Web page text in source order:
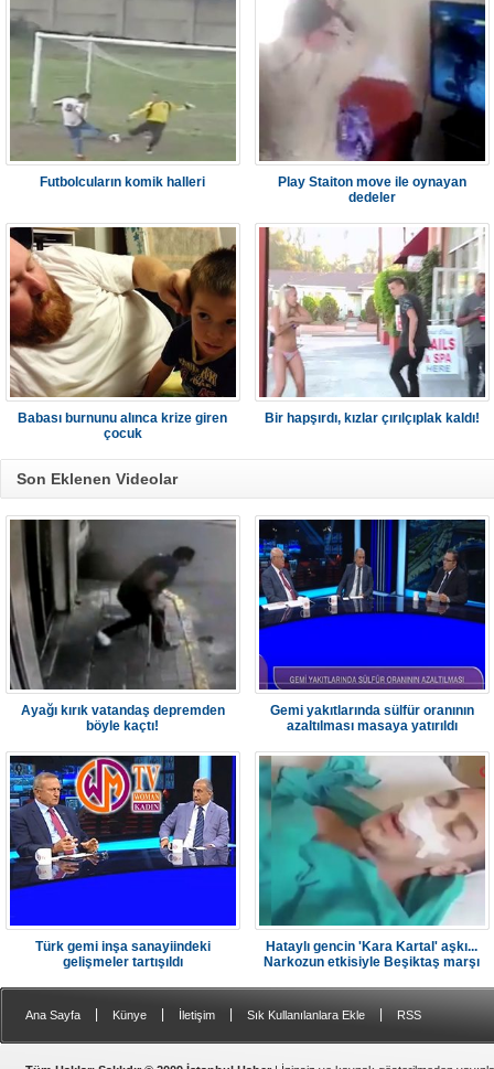
Futbolcuların komik halleri
Play Staiton move ile oynayan
dedeler
Babası burnunu alınca krize giren
çocuk
Bir hapşırdı, kızlar çırılçıplak kaldı!
Son Eklenen Videolar
Ayağı kırık vatandaş depremden
böyle kaçtı!
Gemi yakıtlarında sülfür oranının
azaltılması masaya yatırıldı
Türk gemi inşa sanayiindeki
gelişmeler tartışıldı
Hataylı gencin 'Kara Kartal' aşkı...
Narkozun etkisiyle Beşiktaş marşı
Ana Sayfa Künye İletişim Sık Kullanılanlara Ekle RSS